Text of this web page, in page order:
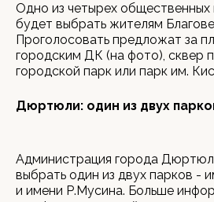
Одно из четырех
будет выбрать жителям
Проголосовать предложат за
городским ДК (на фото), сквер
городской парк или парк им.
Дюртюли: один из двух
Администрация города
выбрать один из двух парков -
и имени Р.Мусина. Больше